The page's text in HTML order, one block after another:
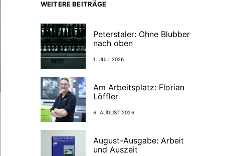
WEITERE BEITRÄGE
Peterstaler: Ohne Blubber
nach oben
1. JULI 2026
Am Arbeitsplatz: Florian
Löffler
6. AUGUST 2026
August-Ausgabe: Arbeit
und Auszeit